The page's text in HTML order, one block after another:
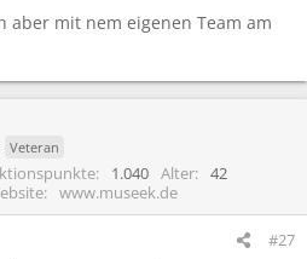
aber mit nem eigenen Team am
Veteran
1.040 Alter
42
www.museek.de
#27